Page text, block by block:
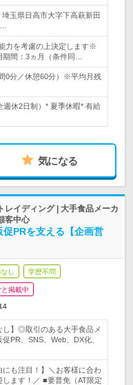
玉県日高市大字下高萩新田
力を考慮の上決定します※
間：3ヵ月（条件同…
0分／休憩60分）※平均月残
休2日制）* 夏季休暇* 有給
気になる
レイディング | 大手食品メーカ
客中心
促PRを支える【企画営
し 学歴不問
掲載中
し】◎取引のある大手食品メ
PR、SNS、Web、DX化、
にも注目！】＼お客様に合わ
ます！／ ■要普免（AT限定